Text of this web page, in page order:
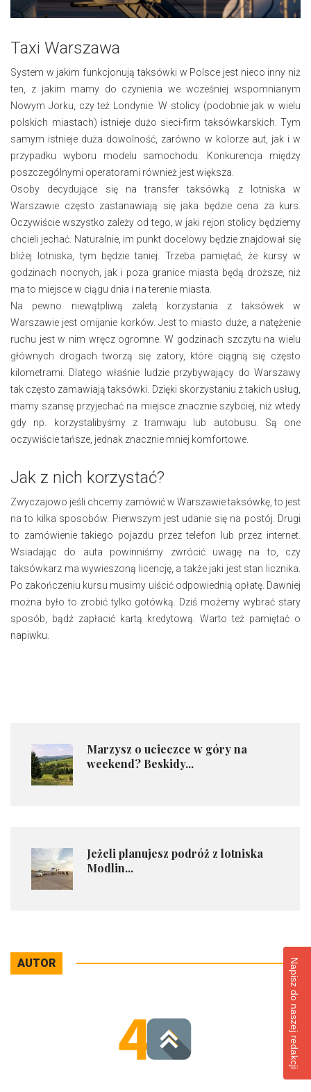
Taxi Warszawa
System w jakim funkcjonują taksówki w Polsce jest nieco inny niż
ten, z jakim mamy do czynienia we wcześniej wspomnianym
Nowym Jorku, czy też Londynie. W stolicy (podobnie jak w wielu
polskich miastach) istnieje dużo sieci-firm taksówkarskich. Tym
samym istnieje duża dowolność, zarówno w kolorze aut, jak i w
przypadku wyboru modelu samochodu. Konkurencja między
poszczególnymi operatorami również jest większa.
Osoby decydujące się na transfer taksówką z lotniska w
Warszawie często zastanawiają się jaka będzie cena za kurs.
Oczywiście wszystko zależy od tego, w jaki rejon stolicy będziemy
chcieli jechać. Naturalnie, im punkt docelowy będzie znajdował się
bliżej lotniska, tym będzie taniej. Trzeba pamiętać, że kursy w
godzinach nocnych, jak i poza granice miasta będą droższe, niż
ma to miejsce w ciągu dnia i na terenie miasta.
Na pewno niewątpliwą zaletą korzystania z taksówek w
Warszawie jest omijanie korków. Jest to miasto duże, a natężenie
ruchu jest w nim wręcz ogromne. W godzinach szczytu na wielu
głównych drogach tworzą się zatory, które ciągną się często
kilometrami. Dlatego właśnie ludzie przybywający do Warszawy
tak często zamawiają taksówki. Dzięki skorzystaniu z takich usług,
mamy szansę przyjechać na miejsce znacznie szybciej, niż wtedy
gdy np. korzystalibyśmy z tramwaju lub autobusu. Są one
oczywiście tańsze, jednak znacznie mniej komfortowe.
Jak z nich korzystać?
Zwyczajowo jeśli chcemy zamówić w Warszawie taksówkę, to jest
na to kilka sposobów. Pierwszym jest udanie się na postój. Drugi
to zamówienie takiego pojazdu przez telefon lub przez internet.
Wsiadając do auta powinniśmy zwrócić uwagę na to, czy
taksówkarz ma wywieszoną licencję, a także jaki jest stan licznika.
Po zakończeniu kursu musimy uiścić odpowiednią opłatę. Dawniej
można było to zrobić tylko gotówką. Dziś możemy wybrać stary
sposób, bądź zapłacić kartą kredytową. Warto też pamiętać o
napiwku.
​Marzysz o ucieczce w góry na
weekend? Beskidy...
Jeżeli planujesz podróż z lotniska
Modlin...
AUTOR Napisz do naszej redakcji